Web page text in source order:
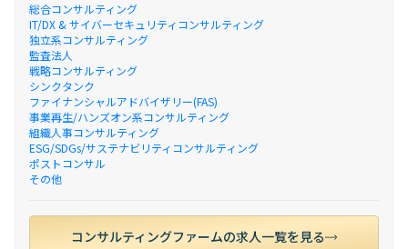
総合コンサルティング
IT/DX & サイバーセキュリティコンサルティング
独立系コンサルティング
監査法人
戦略コンサルティング
シンクタンク
ファイナンシャルアドバイザリー(FAS)
事業再生/ハンズオン系コンサルティング
組織人事コンサルティング
ESG/SDGs/サステナビリティコンサルティング
ポストコンサル
その他
コンサルティングファームの求人一覧を見る